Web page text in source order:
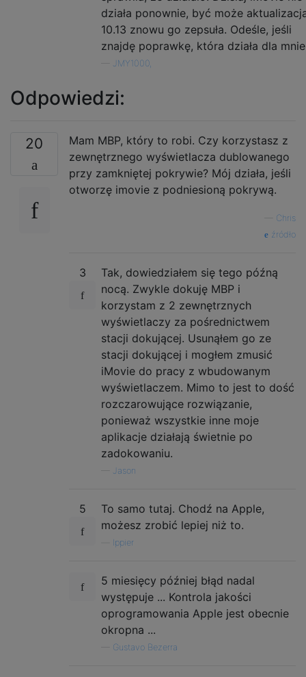
działa ponownie, być może
10.13 znowu go zepsuła. Odeśle, jeśli
znajdę poprawkę, która działa dla
JMY1000,
Odpowiedzi:
20
Mam MBP, który to robi. Czy korzystasz z
zewnętrznego wyświetlacza dublowanego
przy zamkniętej pokrywie? Mój działa, jeśli
otworzę imovie z podniesioną pokrywą.
Chris
źródło
3
Tak, dowiedziałem się tego późną
nocą. Zwykle dokuję MBP i
korzystam z 2 zewnętrznych
wyświetlaczy za pośrednictwem
stacji dokującej. Usunąłem go ze
stacji dokującej i mogłem zmusić
iMovie do pracy z wbudowanym
wyświetlaczem. Mimo to jest to dość
rozczarowujące rozwiązanie,
ponieważ wszystkie inne moje
aplikacje działają świetnie po
zadokowaniu.
Jason
5
To samo tutaj. Chodź na Apple,
możesz zrobić lepiej niż to.
lppier
5 miesięcy później błąd nadal
występuje ... Kontrola jakości
oprogramowania Apple jest obecnie
okropna ...
Gustavo Bezerra